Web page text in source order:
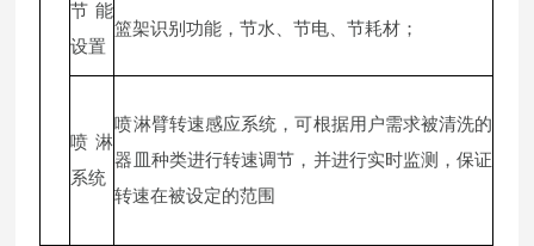
节能
设置
篮架识别功能，节水、节电、节耗材；
喷淋
系统
喷淋臂转速感应系统，可根据用户需求被清洗的
器皿种类进行转速调节，并进行实时监测，保证
转速在被设定的范围